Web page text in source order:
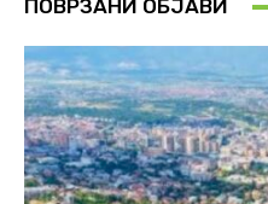
ПОВРЗАНИ ОБЈАВИ